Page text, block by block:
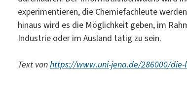
experimentieren, die Chemiefachleute
hinaus wird es die Möglichkeit geben, im
Industrie oder im Ausland tätig zu sein.
Text vonhttps://www.uni-jena.de/286000/